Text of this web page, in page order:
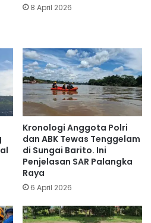
8 April 2026
‎‎Kronologi Anggota Polri
dan ABK Tewas Tenggelam
di Sungai Barito. Ini
Penjelasan SAR Palangka
Raya
6 April 2026